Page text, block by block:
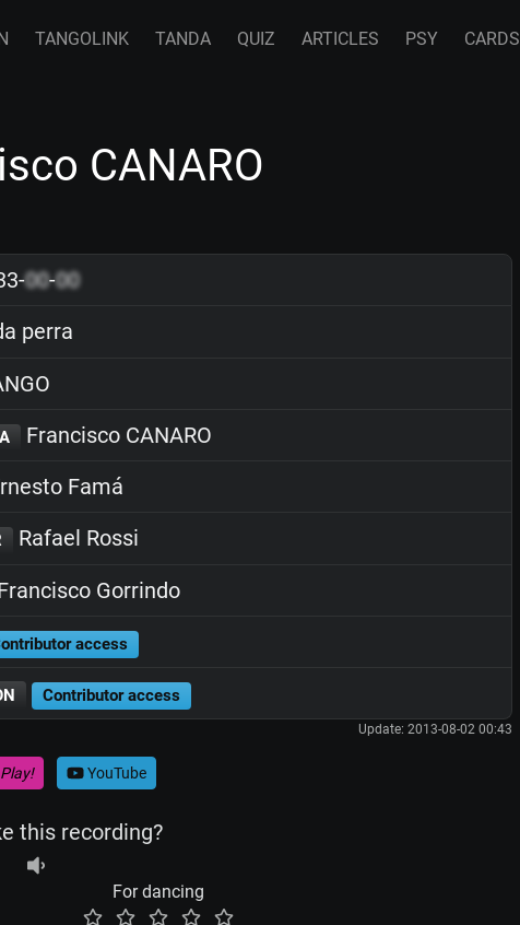
TANGOLINK TANDA QUIZ ARTICLES PSY CARDS
CANARO
00-00
perra
Francisco CANARO
Famá
Rafael Rossi
Gorrindo
access
Contributor access
Update: 2013-08-02 00:43
Play! YouTube
this recording?
For dancing